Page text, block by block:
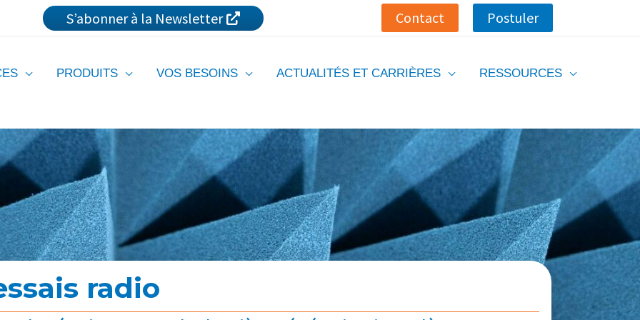
S’abonner à la Newsletter Contact Postuler
PRODUITS VOS BESOINS ACTUALITÉS ET CARRIÈRES RESSOURCES
radio